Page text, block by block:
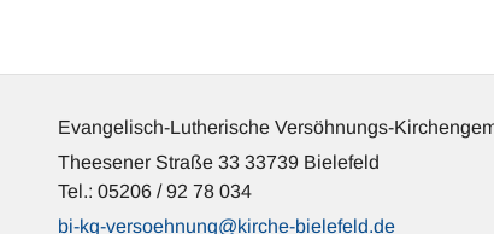
Evangelisch-Lutherische Versöhnungs-
Theesener Straße 33 33739 Bielefeld
Tel.: 05206 / 92 78 034
bi-kg-versoehnung@kirche-bielefeld.de